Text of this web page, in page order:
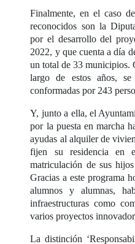
Finalmente, en el caso
reconocidos son la
por el desarrollo del
2022, y que cuenta a día
un total de 33 municipios.
largo de estos años,
conformadas por 243
Y, junto a ella, el
por la puesta en marcha
ayudas al alquiler de
fijen su residencia en
matriculación de sus
Gracias a este programa
alumnos y alumnas,
infraestructuras como
varios proyectos
La distinción